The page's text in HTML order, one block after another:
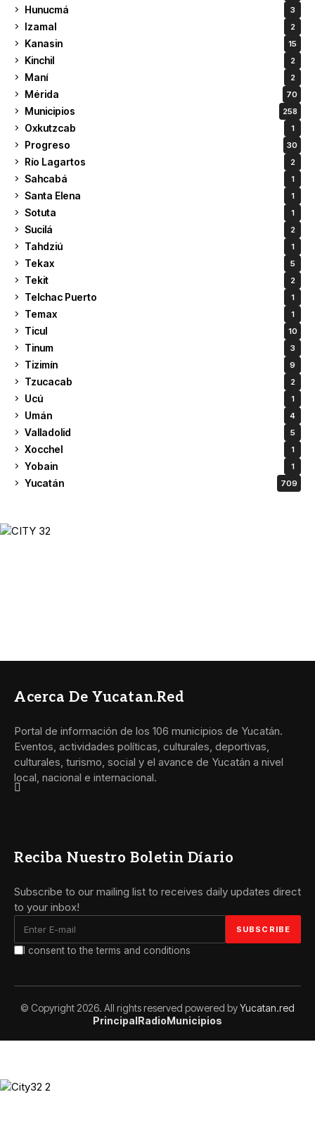
Hunucmá 3
Izamal 2
Kanasin 15
Kinchil 2
Maní 2
Mérida 70
Municipios 258
Oxkutzcab 1
Progreso 30
Río Lagartos 2
Sahcabá 1
Santa Elena 1
Sotuta 1
Sucilá 2
Tahdziú 1
Tekax 5
Tekit 2
Telchac Puerto 1
Temax 1
Ticul 10
Tinum 3
Tizimín 9
Tzucacab 2
Ucú 1
Umán 4
Valladolid 5
Xocchel 1
Yobain 1
Yucatán 709
Acerca De Yucatan.red
Portal de información de los 106 municipios de Yucatán.
Eventos, actividades políticas, culturales, deportivas,
culturales, turismo, social y el avance de Yucatán a nivel
local, nacional e internacional.
Reciba Nuestro Boletin Díario
Subscribe to our mailing list to receives daily updates direct
to your inbox!
I consent to the terms and conditions
© Copyright 2026. All rights reserved powered byYucatan.red
PrincipalRadioMunicipios